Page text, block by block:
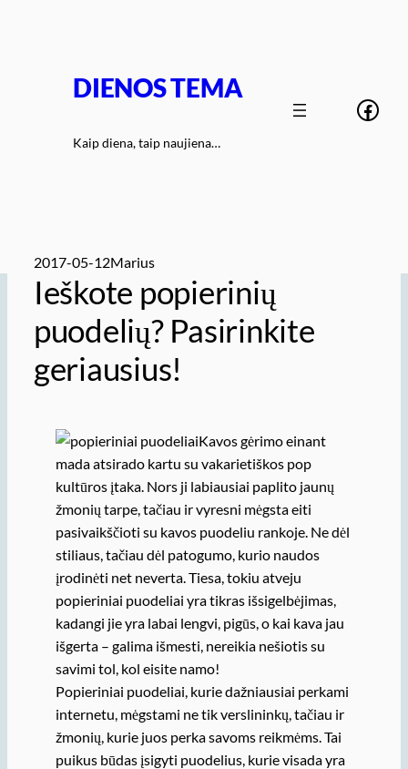
DIENOS TEMA
Kaip diena, taip naujiena…
2017-05-12Marius
Ieškote popierinių
puodelių? Pasirinkite
geriausius!
Kavos gėrimo einant
mada atsirado kartu su vakarietiškos pop
kultūros įtaka. Nors ji labiausiai paplito jaunų
žmonių tarpe, tačiau ir vyresni mėgsta eiti
pasivaikščioti su kavos puodeliu rankoje. Ne dėl
stiliaus, tačiau dėl patogumo, kurio naudos
įrodinėti net neverta. Tiesa, tokiu atveju
popieriniai puodeliai yra tikras išsigelbėjimas,
kadangi jie yra labai lengvi, pigūs, o kai kava jau
išgerta – galima išmesti, nereikia nešiotis su
savimi tol, kol eisite namo!
Popieriniai puodeliai, kurie dažniausiai perkami
internetu, mėgstami ne tik verslininkų, tačiau ir
žmonių, kurie juos perka savoms reikmėms. Tai
puikus būdas įsigyti puodelius, kurie visada yra